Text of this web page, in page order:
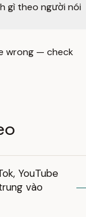
gì theo người nói
wrong — check
YouTube
vào